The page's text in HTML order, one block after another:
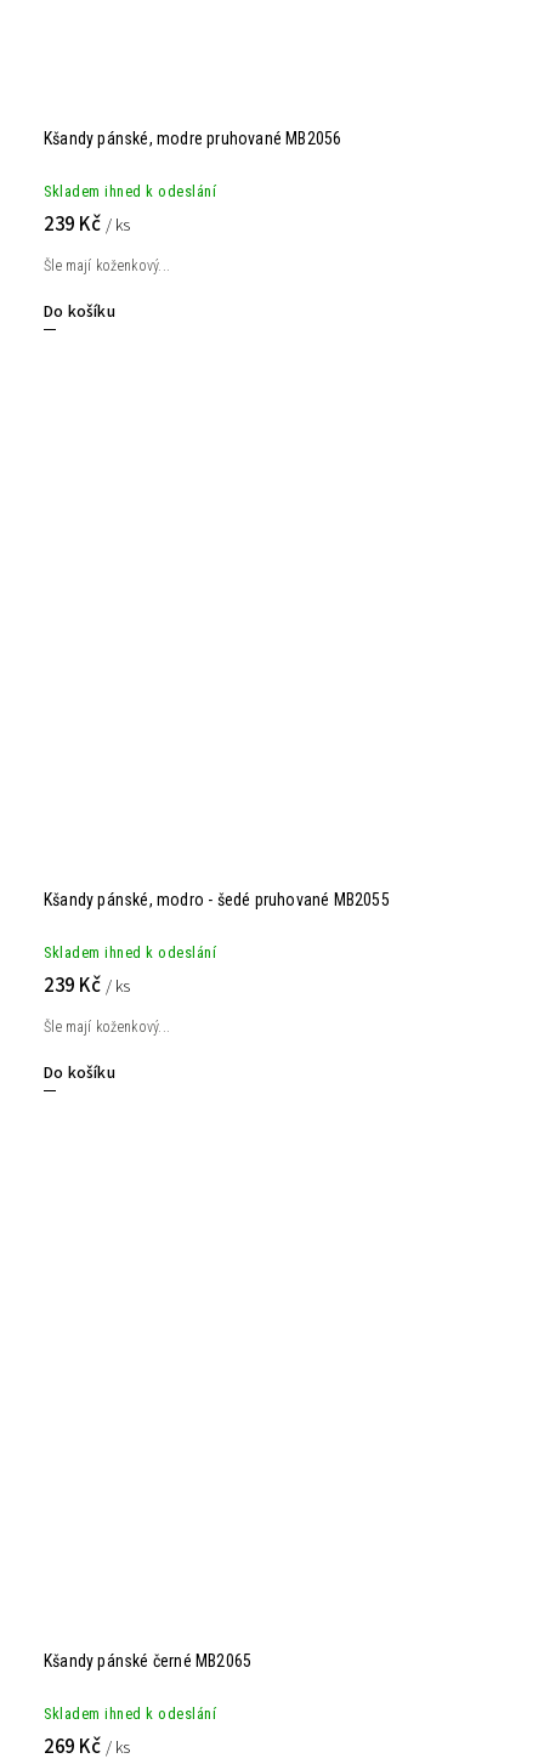
Kšandy pánské, modre pruhované MB2056
Skladem ihned k odeslání
239 Kč / ks
Do košíku
Šle mají koženkový...
Kšandy pánské, modro - šedé pruhované MB2055
Skladem ihned k odeslání
239 Kč / ks
Do košíku
Šle mají koženkový...
Kšandy pánské černé MB2065
Skladem ihned k odeslání
269 Kč / ks